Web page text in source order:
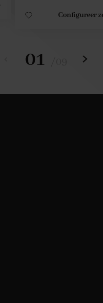
Configureer
01